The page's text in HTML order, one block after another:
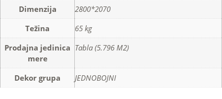
Dimenzija
2800*2070
Težina
65 kg
Prodajna jedinica
mere
Tabla (5.796 M2)
Dekor grupa JEDNOBOJNI